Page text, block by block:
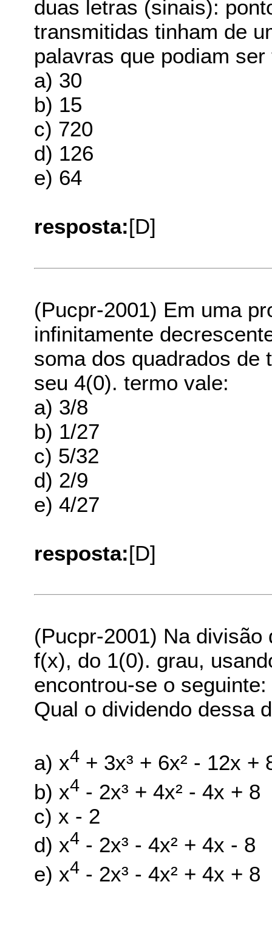
duas letras (sinais):
transmitidas tinham de
palavras que podiam
a) 30
b) 15
c) 720
d) 126
e) 64
resposta:[D]
(Pucpr-2001) Em uma
infinitamente
soma dos quadrados de
seu 4(0). termo vale:
a) 3/8
b) 1/27
c) 5/32
d) 2/9
e) 4/27
resposta:[D]
(Pucpr-2001) Na
f(x), do 1(0). grau,
encontrou-se o
Qual o dividendo dessa
a) x4 + 3x³ + 6x² - 12x +
b) x4 - 2x³ + 4x² - 4x + 8
c) x - 2
d) x4 - 2x³ - 4x² + 4x - 8
e) x4 - 2x³ - 4x² + 4x + 8